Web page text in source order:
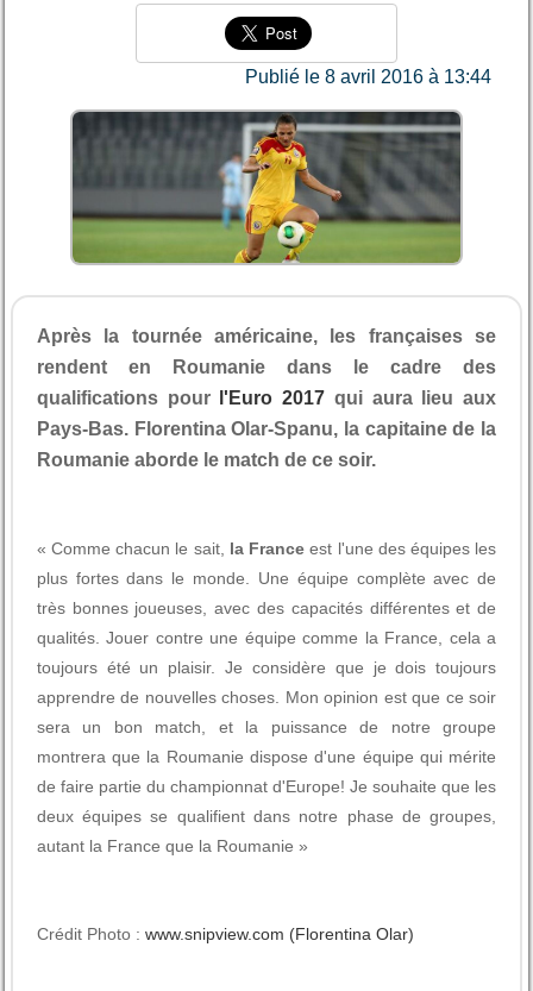
Publié le 8 avril 2016 à 13:44
Après la tournée américaine, les françaises se
rendent en Roumanie dans le cadre des
qualifications pour
l'Euro 2017 qui aura lieu aux
Pays-Bas. Florentina Olar-Spanu, la capitaine de la
Roumanie aborde le match de ce soir.
« Comme chacun le sait, la France est l'une des équipes les
plus fortes dans le monde. Une équipe complète avec de
très bonnes joueuses, avec des capacités différentes et de
qualités. Jouer contre une équipe comme la France, cela a
toujours été un plaisir. Je considère que je dois toujours
apprendre de nouvelles choses. Mon opinion est que ce soir
sera un bon match, et la puissance de notre groupe
montrera que la Roumanie dispose d'une équipe qui mérite
de faire partie du championnat d'Europe! Je souhaite que les
deux équipes se qualifient dans notre phase de groupes,
autant la France que la Roumanie »
Crédit Photo : www.snipview.com (Florentina Olar)